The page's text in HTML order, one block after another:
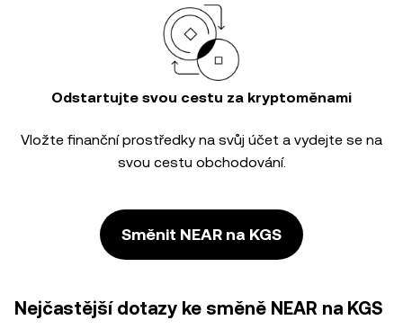
Odstartujte svou cestu za kryptoměnami
Vložte finanční prostředky na svůj účet a vydejte se na
svou cestu obchodování.
Směnit NEAR na KGS
Nejčastější dotazy ke směně NEAR na KGS